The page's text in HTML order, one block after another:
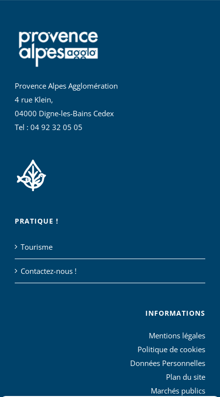
Provence Alpes Agglomération
4 rue Klein,
04000 Digne-les-Bains Cedex
Tel : 04 92 32 05 05
PRATIQUE !
Tourisme
Contactez-nous !
INFORMATIONS
Mentions légales
Politique de cookies
Données Personnelles
Plan du site
Marchés publics